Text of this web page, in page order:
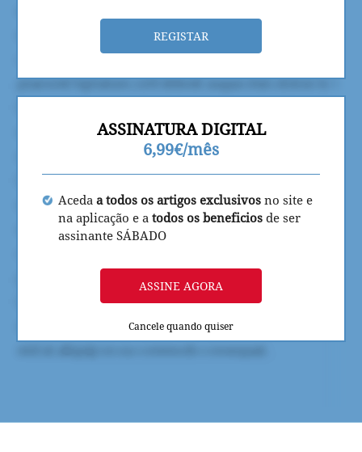
REGISTAR
ASSINATURA DIGITAL
6,99€/mês
Aceda a todos os artigos exclusivos no site e
na aplicação e a todos os beneficios de ser
assinante SÁBADO
ASSINE AGORA
Cancele quando quiser